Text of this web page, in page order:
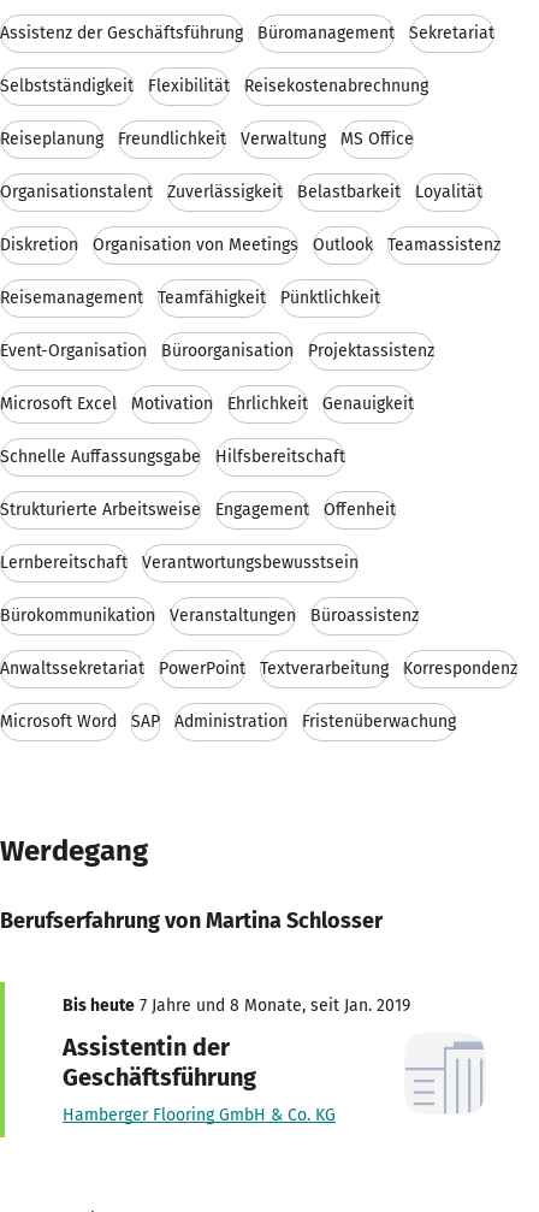
Assistenz der Geschäftsführung Büromanagement Sekretariat
Selbstständigkeit Flexibilität Reisekostenabrechnung
Reiseplanung Freundlichkeit Verwaltung MS Office
Organisationstalent Zuverlässigkeit Belastbarkeit Loyalität
Diskretion Organisation von Meetings Outlook Teamassistenz
Reisemanagement Teamfähigkeit Pünktlichkeit
Event-Organisation Büroorganisation Projektassistenz
Microsoft Excel Motivation Ehrlichkeit Genauigkeit
Schnelle Auffassungsgabe Hilfsbereitschaft
Strukturierte Arbeitsweise Engagement Offenheit
Lernbereitschaft Verantwortungsbewusstsein
Bürokommunikation Veranstaltungen Büroassistenz
Anwaltssekretariat PowerPoint Textverarbeitung Korrespondenz
Microsoft Word SAP Administration Fristenüberwachung
Werdegang
Berufserfahrung von Martina Schlosser
Bis heute 7 Jahre und 8 Monate, seit Jan. 2019
Assistentin der
Geschäftsführung
Hamberger Flooring GmbH & Co. KG